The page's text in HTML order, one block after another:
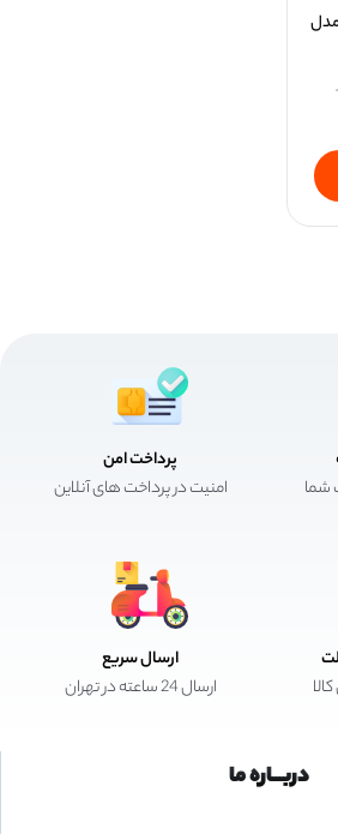
شما
پرداخت امن
امنیت در پرداخت های آنلاین
ارسال سریع
ارسال 24 ساعته در تهران
دربـــاره ما